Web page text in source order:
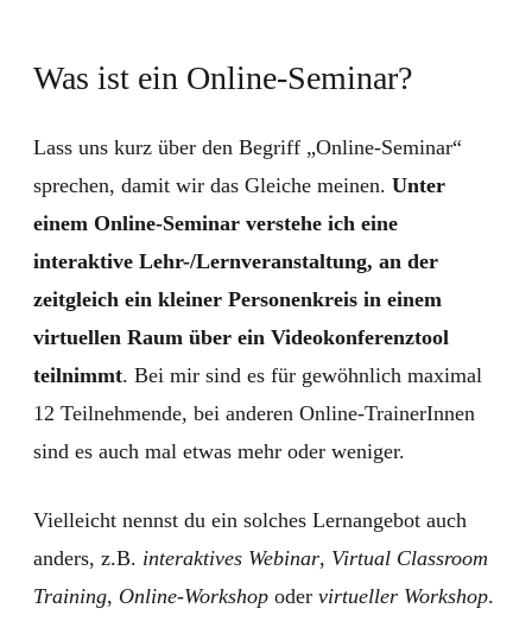
Was ist ein Online-Seminar?
Lass uns kurz über den Begriff „Online-Seminar“
sprechen, damit wir das Gleiche meinen. Unter
einem Online-Seminar verstehe ich eine
interaktive Lehr-/Lernveranstaltung, an der
zeitgleich ein kleiner Personenkreis in einem
virtuellen Raum über ein Videokonferenztool
teilnimmt. Bei mir sind es für gewöhnlich maximal
12 Teilnehmende, bei anderen Online-TrainerInnen
sind es auch mal etwas mehr oder weniger.
Vielleicht nennst du ein solches Lernangebot auch
anders, z.B. interaktives Webinar, Virtual Classroom
Training, Online-Workshop oder virtueller Workshop.